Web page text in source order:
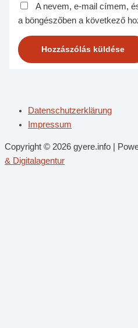
A nevem, e-mail címem,
a böngészőben a következő
Datenschutzerklärung
Impressum
Copyright © 2026 gyere.info |
& Digitalagentur